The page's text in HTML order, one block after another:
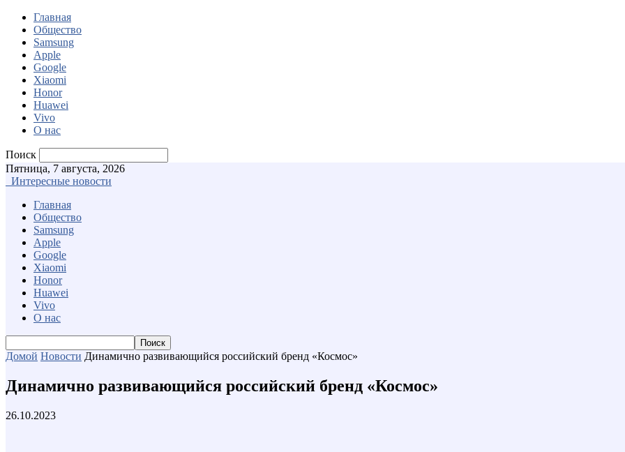
Главная
Общество
Samsung
Apple
Google
Xiaomi
Honor
Huawei
Vivo
О нас
Поиск
Пятница, 7 августа, 2026
Интересные новости
Главная
Общество
Samsung
Apple
Google
Xiaomi
Honor
Huawei
Vivo
О нас
Домой Новости Динамично развивающийся российский бренд «Космос»
Динамично развивающийся российский бренд «Космос»
26.10.2023